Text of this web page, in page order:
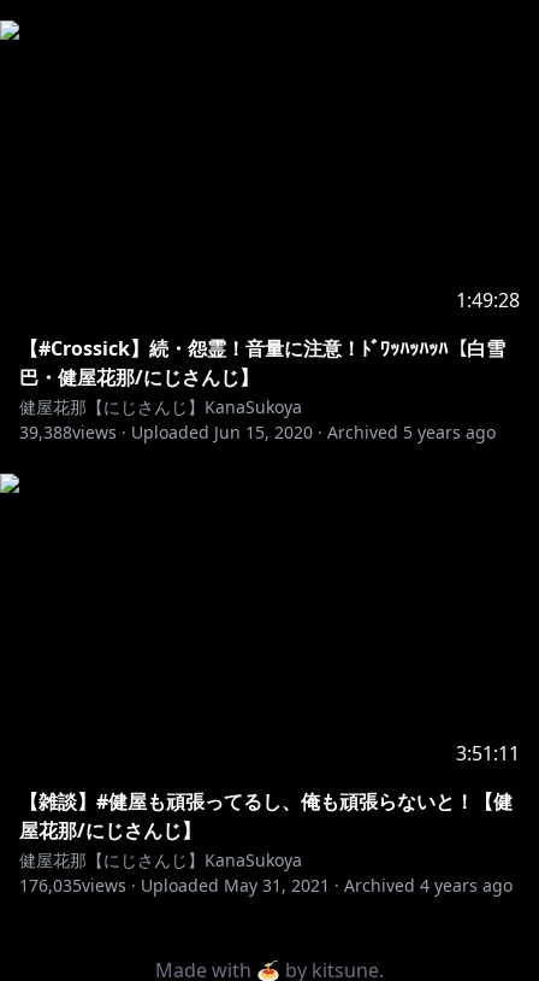
1:49:28
【#Crossick】続・怨霊！音量に注意！ﾄﾞﾜｯﾊｯﾊｯﾊ【白雪
巴・健屋花那/にじさんじ】
健屋花那【にじさんじ】KanaSukoya
39,388views · Uploaded Jun 15, 2020 · Archived 5 years ago
3:51:11
【雑談】#健屋も頑張ってるし、俺も頑張らないと！【健
屋花那/にじさんじ】
健屋花那【にじさんじ】KanaSukoya
176,035views · Uploaded May 31, 2021 · Archived 4 years ago
Made with 🍝 by kitsune.